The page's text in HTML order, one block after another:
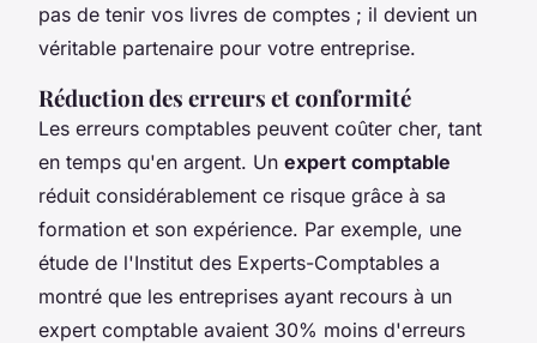
pas de tenir vos livres de comptes ; il devient un
véritable partenaire pour votre entreprise.
Réduction des erreurs et conformité
Les erreurs comptables peuvent coûter cher, tant
en temps qu'en argent. Un expert comptable
réduit considérablement ce risque grâce à sa
formation et son expérience. Par exemple, une
étude de l'Institut des Experts-Comptables a
montré que les entreprises ayant recours à un
expert comptable avaient 30% moins d'erreurs